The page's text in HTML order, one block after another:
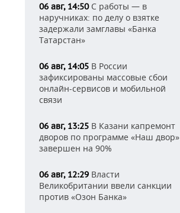
06 авг, 14:50С работы — в
наручниках: по делу о взятке
задержали замглавы «Банка
Татарстан»
06 авг, 14:05 В России
зафиксированы массовые сбои
онлайн-сервисов и мобильной
связи
06 авг, 13:25 В Казани капремонт
дворов по программе «Наш двор»
завершен на 90%
06 авг, 12:29 Власти
Великобритании ввели санкции
против «Озон Банка»